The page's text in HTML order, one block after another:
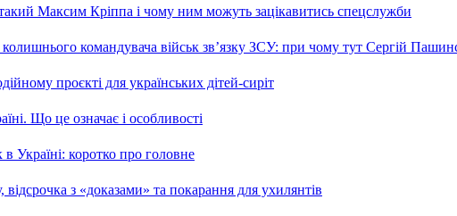
Максим Кріппа і чому ним можуть зацікавитись спецслужби
командувача військ зв’язку ЗСУ: при чому тут Сергій
проєкті для українських дітей-сиріт
Що це означає і особливості
Україні: коротко про головне
відсрочка з «доказами» та покарання для ухилянтів